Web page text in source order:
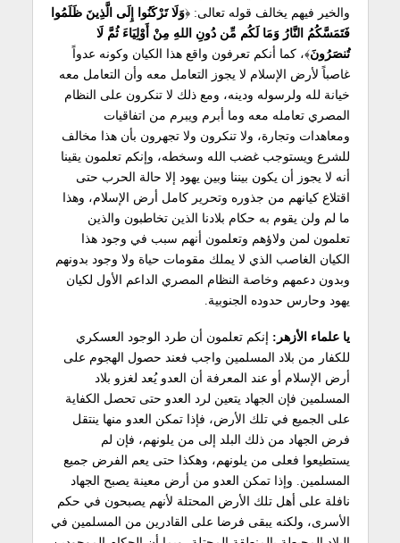
والخير فيهم يخالف قوله تعالى: ﴿وَلَا تَرْكَنُوا إِلَى الَّذِينَ ظَلَمُوا
فَتَمَسَّكُمُ النَّارُ وَمَا لَكُم مِّن دُونِ اللهِ مِنْ أَوْلِيَاءَ ثُمَّ لَا
تُنصَرُونَ﴾، كما أنكم تعرفون واقع هذا الكيان وكونه عدواً
غاصباً لأرض الإسلام لا يجوز التعامل معه وأن التعامل معه
خيانة لله ولرسوله ودينه، ومع ذلك لا تنكرون على النظام
المصري تعامله معه وما أبرم ويبرم من اتفاقيات
ومعاهدات وتجارة، ولا تنكرون ولا تجهرون بأن هذا مخالف
للشرع ويستوجب غضب الله وسخطه، وإنكم تعلمون يقينا
أنه لا يجوز أن يكون بيننا وبين يهود إلا حالة الحرب حتى
اقتلاع كيانهم من جذوره وتحرير كامل أرض الإسلام، وهذا
ما لم ولن يقوم به حكام بلادنا الذين تخاطبون والذين
تعلمون لمن ولاؤهم وتعلمون أنهم سبب في وجود هذا
الكيان الغاصب الذي لا يملك مقومات حياة ولا وجود بدونهم
وبدون دعمهم وخاصة النظام المصري الداعم الأول لكيان
يهود وحارس حدوده الجنوبية.
يا علماء الأزهر: إنكم تعلمون أن طرد الوجود العسكري
للكفار من بلاد المسلمين واجب فعند حصول الهجوم على
أرض الإسلام أو عند المعرفة أن العدو يُعد لغزو بلاد
المسلمين فإن الجهاد يتعين لرد العدو حتى تحصل الكفاية
على الجميع في تلك الأرض، فإذا تمكن العدو منها ينتقل
فرض الجهاد من ذلك البلد إلى من يلونهم، فإن لم
يستطيعوا فعلى من يلونهم، وهكذا حتى يعم الفرض جميع
المسلمين. وإذا تمكن العدو من أرض معينة يصبح الجهاد
نافلة على أهل تلك الأرض المحتلة لأنهم يصبحون في حكم
الأسرى، ولكنه يبقى فرضا على القادرين من المسلمين في